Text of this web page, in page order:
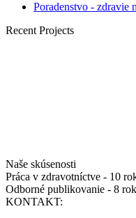
Poradenstvo - zdravie
Recent Projects
Naše skúsenosti
Práca v zdravotníctve - 10
Odborné publikovanie - 8
KONTAKT: